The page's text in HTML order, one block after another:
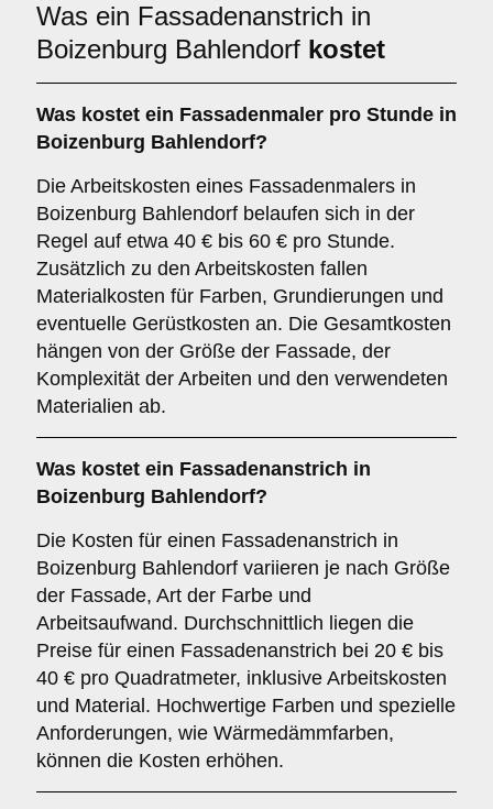
Was ein Fassadenanstrich in
Boizenburg Bahlendorf kostet
Was kostet ein Fassadenmaler pro Stunde in
Boizenburg Bahlendorf?
Die Arbeitskosten eines Fassadenmalers in
Boizenburg Bahlendorf belaufen sich in der
Regel auf etwa 40 € bis 60 € pro Stunde.
Zusätzlich zu den Arbeitskosten fallen
Materialkosten für Farben, Grundierungen und
eventuelle Gerüstkosten an. Die Gesamtkosten
hängen von der Größe der Fassade, der
Komplexität der Arbeiten und den verwendeten
Materialien ab.
Was kostet ein Fassadenanstrich in
Boizenburg Bahlendorf?
Die Kosten für einen Fassadenanstrich in
Boizenburg Bahlendorf variieren je nach Größe
der Fassade, Art der Farbe und
Arbeitsaufwand. Durchschnittlich liegen die
Preise für einen Fassadenanstrich bei 20 € bis
40 € pro Quadratmeter, inklusive Arbeitskosten
und Material. Hochwertige Farben und spezielle
Anforderungen, wie Wärmedämmfarben,
können die Kosten erhöhen.